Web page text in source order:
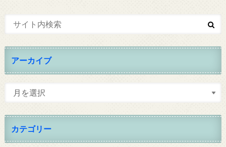
アーカイブ
カテゴリー